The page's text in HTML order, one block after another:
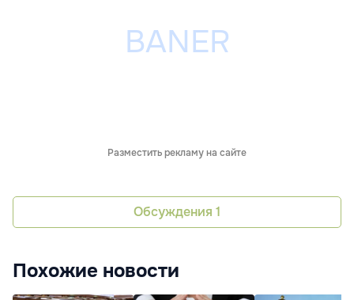
Разместить рекламу на сайте
Обсуждения 1
Похожие новости